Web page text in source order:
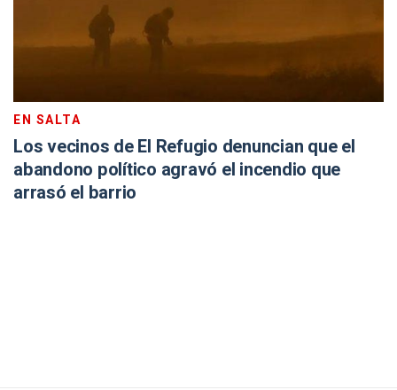
EN SALTA
Los vecinos de El Refugio denuncian que el
abandono político agravó el incendio que
arrasó el barrio